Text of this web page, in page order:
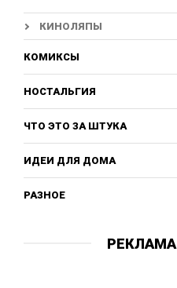
КИНОЛЯПЫ
КОМИКСЫ
НОСТАЛЬГИЯ
ЧТО ЭТО ЗА ШТУКА
ИДЕИ ДЛЯ ДОМА
РАЗНОЕ
РЕКЛАМА